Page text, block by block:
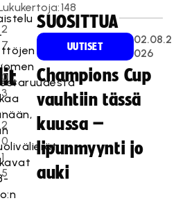
2
7
.
0
3
.
2
0
1
5
148
SUOSITTUA
UUTISET
02.08.2
026
Champions Cup
vauhtiin tässä
kuussa –
lipunmyynti jo
auki